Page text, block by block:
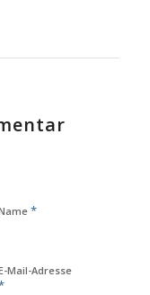
*
Mail-Adresse